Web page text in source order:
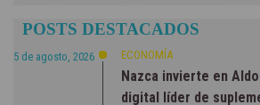
POSTS DESTACADOS
5 de agosto, 2026 ECONOMÍA
Nazca invierte en
digital líder de